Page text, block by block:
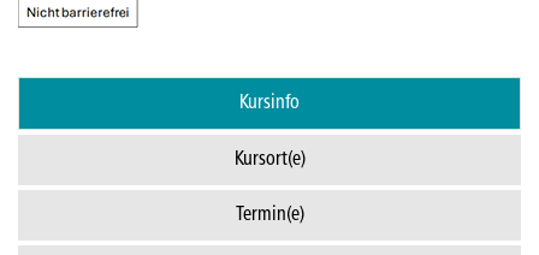
Kursinfo
Kursort(e)
Termin(e)